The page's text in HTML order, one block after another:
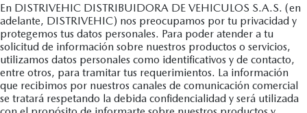
En DISTRIVEHIC DISTRIBUIDORA DE VEHICULOS S.A.S. (en
adelante, DISTRIVEHIC) nos preocupamos por tu privacidad y
protegemos tus datos personales. Para poder atender a tu
solicitud de información sobre nuestros productos o servicios,
utilizamos datos personales como identificativos y de contacto,
entre otros, para tramitar tus requerimientos. La información
que recibimos por nuestros canales de comunicación comercial
se tratará respetando la debida confidencialidad y será utilizada